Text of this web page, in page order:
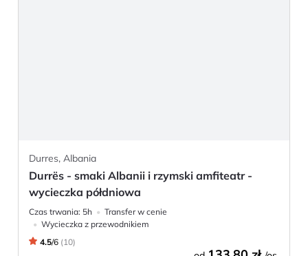
Durres, Albania
Durrës - smaki Albanii i rzymski amfiteatr -
wycieczka półdniowa
Czas trwania: 5h
Transfer w cenie
Wycieczka z przewodnikiem
4.5/6 (10)